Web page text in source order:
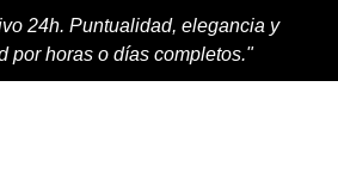
24h. Puntualidad, elegancia y
por horas o días completos."